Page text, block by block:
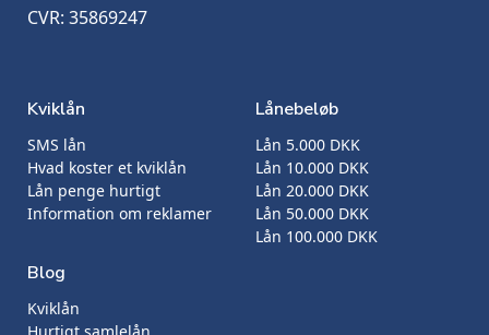
CVR: 35869247
Kviklån
SMS lån
Hvad koster et kviklån
Lån penge hurtigt
Information om reklamer
Blog
Kviklån
Hurtigt samlelån
Lånebeløb
Lån 5.000 DKK
Lån 10.000 DKK
Lån 20.000 DKK
Lån 50.000 DKK
Lån 100.000 DKK